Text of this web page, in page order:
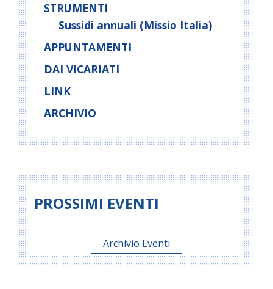
STRUMENTI
Sussidi annuali (Missio Italia)
APPUNTAMENTI
DAI VICARIATI
LINK
ARCHIVIO
PROSSIMI EVENTI
Archivio Eventi